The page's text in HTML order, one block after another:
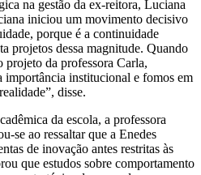
na gestão da ex-reitora, Luciana
iniciou um movimento decisivo
porque é a continuidade
projetos dessa magnitude. Quando
projeto da professora Carla,
importância institucional e fomos em
disse.
da escola, a professora
se ao ressaltar que a Enedes
de inovação antes restritas às
que estudos sobre comportamento